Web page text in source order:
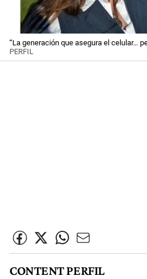
“La generación que asegura el celular…
PERFIL
CONTENT PERFIL